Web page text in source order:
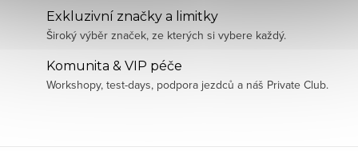
Exkluzivní značky a limitky
Široký výběr značek, ze kterých si vybere každý.
Komunita & VIP péče
Workshopy, test-days, podpora jezdců a náš Private Club.